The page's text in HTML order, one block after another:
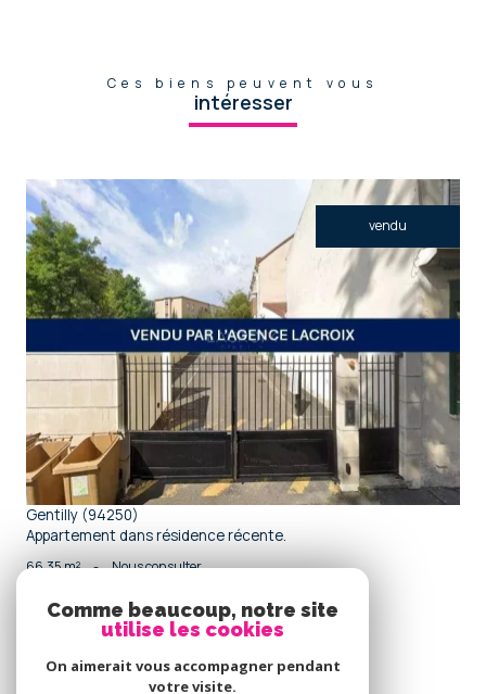
Ces biens peuvent vous
intéresser
vendu
voir le bien
Gentilly (94250)
Appartement dans résidence récente.
66,35 m² - Nous consulter
connecter
Comme beaucoup, notre site
utilise les cookies
On aimerait vous accompagner pendant
votre visite.